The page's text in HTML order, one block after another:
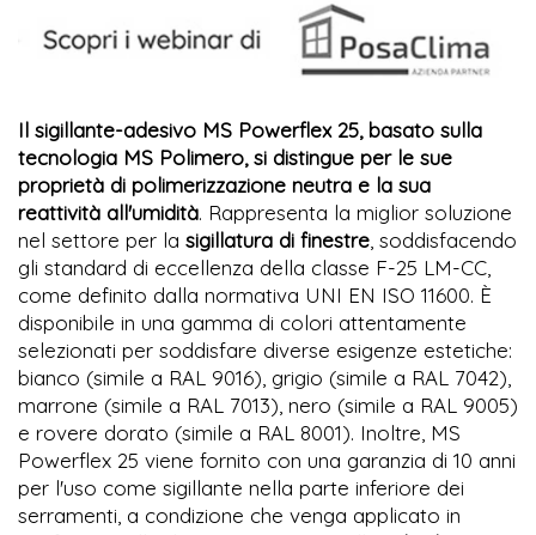
Il sigillante-adesivo MS Powerflex 25, basato sulla
tecnologia MS Polimero, si distingue per le sue
proprietà di polimerizzazione neutra e la sua
reattività all'umidità. Rappresenta la miglior soluzione
nel settore per la sigillatura di finestre , soddisfacendo
gli standard di eccellenza della classe F-25 LM-CC,
come definito dalla normativa UNI EN ISO 11600. È
disponibile in una gamma di colori attentamente
selezionati per soddisfare diverse esigenze estetiche:
bianco (simile a RAL 9016), grigio (simile a RAL 7042),
marrone (simile a RAL 7013), nero (simile a RAL 9005)
e rovere dorato (simile a RAL 8001). Inoltre, MS
Powerflex 25 viene fornito con una garanzia di 10 anni
per l'uso come sigillante nella parte inferiore dei
serramenti, a condizione che venga applicato in